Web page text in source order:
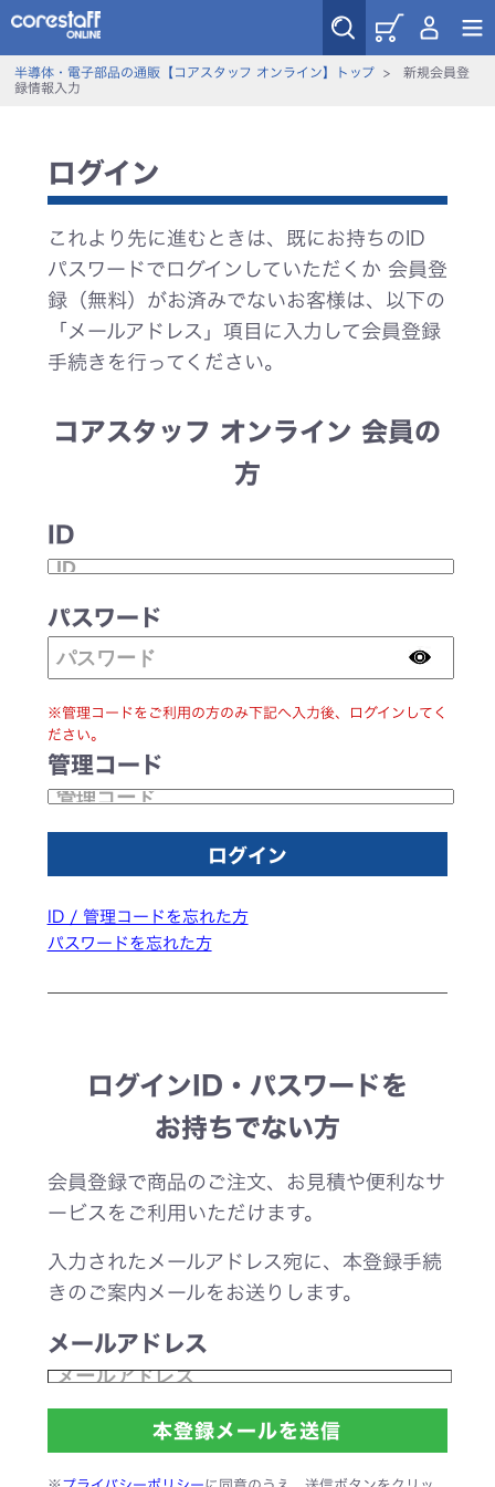
半導体・電子部品の通販【コアスタッフ オンライン】トップ> 新規会員登
録情報入力
ログイン
これより先に進むときは、既にお持ちのID
パスワードでログインしていただくか 会員登
録（無料）がお済みでないお客様は、以下の
「メールアドレス」項目に入力して会員登録
手続きを行ってください。
コアスタッフ オンライン 会員の
方
ID
パスワード
※管理コードをご利用の方のみ下記へ入力後、ログインしてく
ださい。
管理コード
ID / 管理コードを忘れた方
パスワードを忘れた方
ログインID・パスワードを
お持ちでない方
会員登録で商品のご注文、お見積や便利なサ
ービスをご利用いただけます。
入力されたメールアドレス宛に、本登録手続
きのご案内メールをお送りします。
メールアドレス